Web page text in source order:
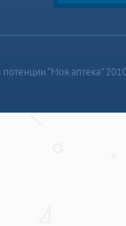
“Моя аптека”